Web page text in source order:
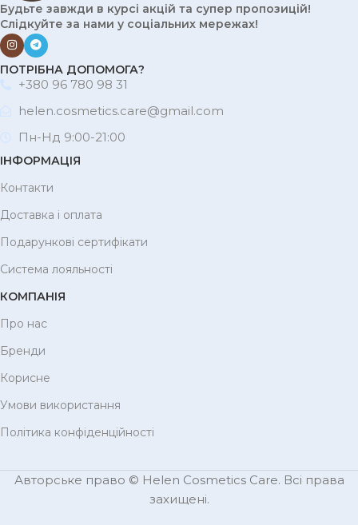
Будьте завжди в курсі акцій та супер пропозицій!
Слідкуйте за нами у соціальних мережах!
ПОТРІБНА ДОПОМОГА?
+380 96 780 98 31
helen.cosmetics.care@gmail.com
Пн-Нд 9:00-21:00
ІНФОРМАЦІЯ
Контакти
Доставка і оплата
Подарункові сертифікати
Система лояльності
КОМПАНІЯ
Про нас
Бренди
Корисне
Умови використання
Політика конфіденційності
Авторське право © Helen Cosmetics Care. Всі права
захищені.